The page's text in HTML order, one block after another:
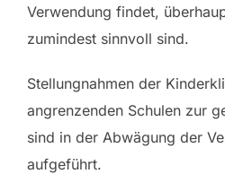
Verwendung findet,
zumindest sinnvoll sind.
Stellungnahmen der
angrenzenden Schulen zur
sind in der Abwägung der
aufgeführt.